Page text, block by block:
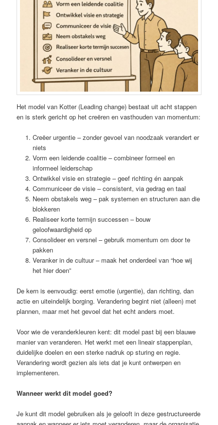
Het model van Kotter (Leading change) bestaat uit acht stappen
en is sterk gericht op het creëren en vasthouden van momentum:
Creëer urgentie – zonder gevoel van noodzaak verandert er
niets
Vorm een leidende coalitie – combineer formeel en
informeel leiderschap
Ontwikkel visie en strategie – geef richting én aanpak
Communiceer de visie – consistent, via gedrag en taal
Neem obstakels weg – pak systemen en structuren aan die
blokkeren
Realiseer korte termijn successen – bouw
geloofwaardigheid op
Consolideer en versnel – gebruik momentum om door te
pakken
Veranker in de cultuur – maak het onderdeel van “hoe wij
het hier doen”
De kern is eenvoudig: eerst emotie (urgentie), dan richting, dan
actie en uiteindelijk borging. Verandering begint niet (alleen) met
plannen, maar met het gevoel dat het echt anders moet.
Voor wie de veranderkleuren kent: dit model past bij een blauwe
manier van veranderen. Het werkt met een lineair stappenplan,
duidelijke doelen en een sterke nadruk op sturing en regie.
Verandering wordt gezien als iets dat je kunt ontwerpen en
implementeren.
Wanneer werkt dit model goed?
Je kunt dit model gebruiken als je gelooft in deze gestructureerde